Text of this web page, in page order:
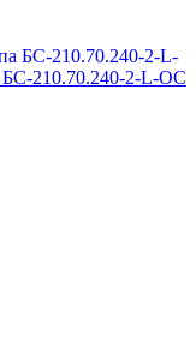
БС-210.70.240-2-L-ОС